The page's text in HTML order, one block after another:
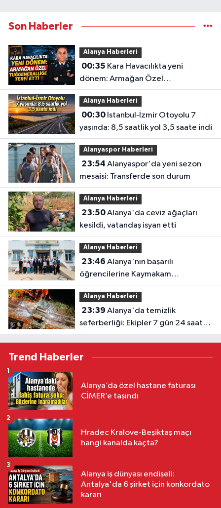
Son Haberler
Alanya Haberleri
00:35
dönem: Armağan Özel
Tuğgeneralliğe terfi etti
Alanya Haberleri
00:30İstanbul-İzmir Otoyolu 7
yaşında: 8,5 saatlik yol 3,5 saate indi
Alanyaspor Haberleri
23:54
mesaisi: Transferde son durum
Alanya Haberleri
23:50Alanya'da ceviz ağaçları
kesildi, vatandaş isyan etti
Alanya Haberleri
23:46
öğrencilerine Kaymakam
Öztürk'ten tebrik
Alanya Haberleri
23:39
seferberliği: Ekipler 7 gün 24 saat
sahada
Trend Haberler
Alanya’da özel hastane faturası
CİMER’e taşındı
1
Hradec Kralove-Beşiktaş maçı
hangi kanalda kaçta?
2
Alanya iş dünyası endişeli:
Antalya'da 6 şirket için konkordato
kararı
3